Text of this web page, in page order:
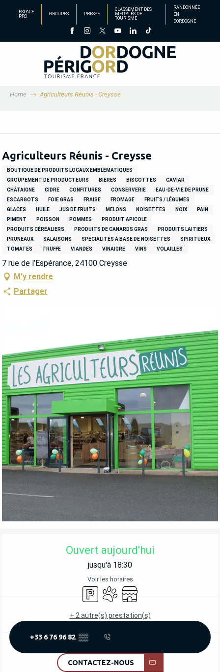
principal
ESPACE
PRO
GROUPES PRESSE
CLASSEMENT DES
MEUBLÉS DE
TOURISME
RANDONNÉE
EN
DORDOGNE
Home Agriculteurs Réunis - Creysse
Agriculteurs Réunis - Creysse
BOUTIQUE DE PRODUITS LOCAUX EMBLÉMATIQUES
GROUPEMENT DE PRODUCTEURS
BIÈRES BISCOTTES
CAVIAR
CHÂTAIGNE
CIDRE CONFITURES CONSERVERIE
EAU-DE-VIE DE PRUNE
ESCARGOTS
FOIE GRAS FRAISE FROMAGE
FRUITS / LÉGUMES
GLACES
HUILE JUS DE FRUITS MELONS NOISETTES NOIX
PAIN
PIMENT
POISSON POMMES
PRODUIT APICOLE
PRODUITS CÉRÉALIERS
PRODUITS DE CANARDS GRAS
PRODUITS LAITIERS
PRUNEAUX
SALAISONS SPÉCIALITÉS À BASE DE NOISETTES
SPIRITUEUX
TOMATES
TRUFFE VIANDES VINAIGRE VINS VOLAILLES
7 rue de l’Espérance, 24100 Creysse
M'y rendre
Partager
OUVERTURE ET COORDONNÉES
Ouvert aujourd'hui
jusqu'à 18:30
Voir les horaires
ParkingAnimaux acceptés
Boutique
+ 2 autre(s) prestation(s)
+33 6 76 96 82 ▒▒
CONTACTEZ-NOUS